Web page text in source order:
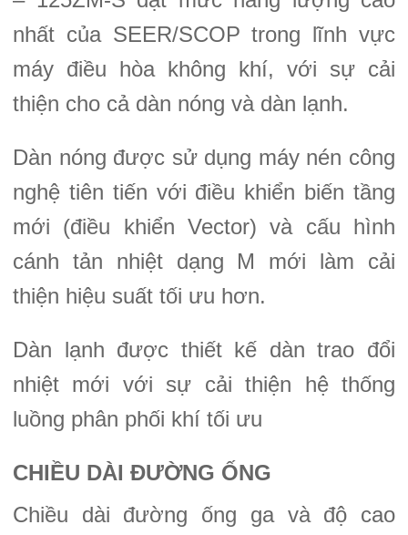
nhất của SEER/SCOP trong lĩnh vực
máy điều hòa không khí, với sự cải
thiện cho cả dàn nóng và dàn lạnh.
Dàn nóng được sử dụng máy nén công
nghệ tiên tiến với điều khiển biến tầng
mới (điều khiển Vector) và cấu hình
cánh tản nhiệt dạng M mới làm cải
thiện hiệu suất tối ưu hơn.
Dàn lạnh được thiết kế dàn trao đổi
nhiệt mới với sự cải thiện hệ thống
luồng phân phối khí tối ưu
CHIỀU DÀI ĐƯỜNG ỐNG
Chiều dài đường ống ga và độ cao